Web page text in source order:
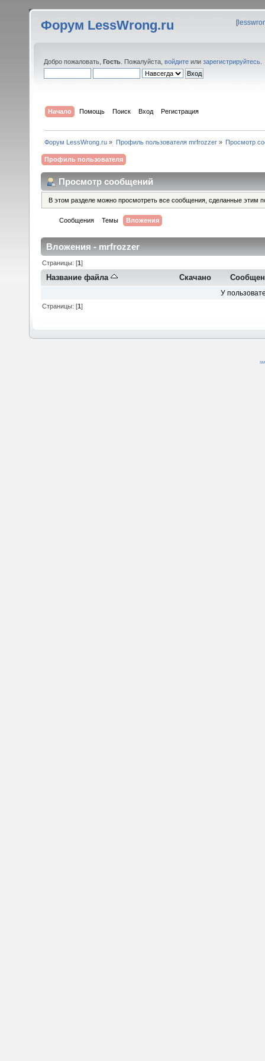
Форум LessWrong.ru [
Добро пожаловать, Гость . Пожалуйста, войдите или зарегистрируйтесь
Начало Помощь Поиск Вход Регистрация
Форум LessWrong.ru » Профиль пользователя mrfrozzer» Просмотр
Профиль пользователя
Просмотр сообщений
В этом разделе можно просмотреть все сообщения, сделанные этим
Сообщения Темы Вложения
Вложения - mrfrozzer
Страницы: [1]
Название файла Скачано
У
Страницы: [1]